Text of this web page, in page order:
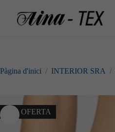
contingut
Pàgina d'inici / INTERIOR SRA /
10% OFERTA